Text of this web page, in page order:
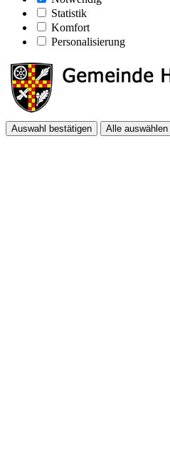
Statistik
Komfort
Personalisierung
Auswahl bestätigen Alle auswählen